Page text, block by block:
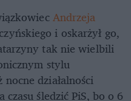
Andrzeja
i oskarżył go,
tak nie wielbili
stylu
działalności
śledzić PiS, bo o 6